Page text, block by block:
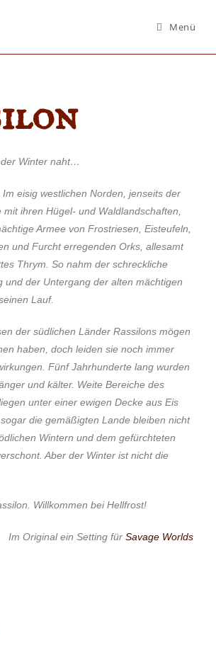
Menü
Winter naht…
eisig westlichen Norden, jenseits der
ihren Hügel- und Waldlandschaften,
Armee von Frostriesen, Eisteufeln,
und Furcht erregenden Orks, allesamt
Thrym. So nahm der schreckliche
und der Untergang der alten mächtigen
Lauf.
der südlichen Länder Rassilons mögen
haben, doch leiden sie noch immer
Fünf Jahrhunderte lang wurden
und kälter. Weite Bereiche des
unter einer ewigen Decke aus Eis
die gemäßigten Lande bleiben nicht
Wintern und dem gefürchteten
Aber der Winter ist nicht die
Willkommen bei Hellfrost!
Im Original ein Setting für Savage Worlds